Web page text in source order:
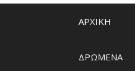
ΑΡΧΙΚΗ
ΔΡΩΜΕΝΑ